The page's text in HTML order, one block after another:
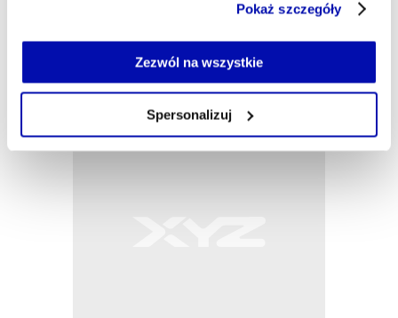
Jeżeli nie wyrażasz zgody na zapisywanie plików cookie,
możesz łatwo zarządzać swoimi uprawnieniami, np. we
własnej przeglądarce internetowej lub po wybraniu opcji
Pokaż szczegóły
Zezwól na wszystkie
Spersonalizuj